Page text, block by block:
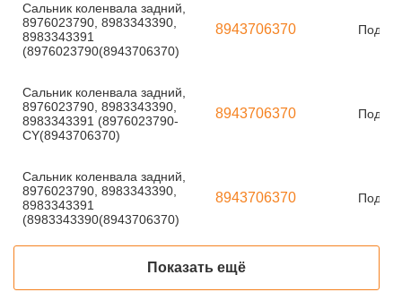
Сальник коленвала задний,
8976023790, 8983343390,
8983343391
(8976023790(8943706370)
8943706370 Под
Сальник коленвала задний,
8976023790, 8983343390,
8983343391 (8976023790-
CY(8943706370)
8943706370 Под
Сальник коленвала задний,
8976023790, 8983343390,
8983343391
(8983343390(8943706370)
8943706370 Под
Показать ещё